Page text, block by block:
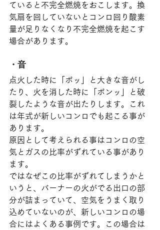
ていると不完全燃焼をおこします。換
気扇を回していないとコンロ回り酸素
量が足りなくなり不完全燃焼を起こす
場合があります。
・音
点火した時に「ボッ」と大きな音がし
たり、火を消した時に「ボンッ」と破
裂したような音が出たりします。これ
は年式が新しいコンロでも起こる事が
あります。
原因として考えられる事はコンロの空
気とガスの比率がずれている事があり
ます。
ではなぜこの比率がずれてしまうかと
いうと、バーナーの火がでる出口の部
分が詰まっていて、空気をうまく取り
込めていないのが、新しいコンロの場
合にはよくある事例です。この場合は